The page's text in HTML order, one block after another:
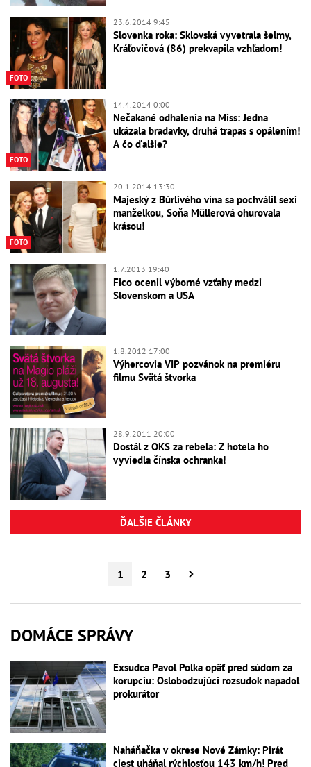
FOTO
23.6.2014 9:45
Slovenka roka: Sklovská vyvetrala šelmy,
Kráľovičová (86) prekvapila vzhľadom!
FOTO
14.4.2014 0:00
Nečakané odhalenia na Miss: Jedna
ukázala bradavky, druhá trapas s opálením!
A čo ďalšie?
FOTO
20.1.2014 13:30
Majeský z Búrlivého vína sa pochválil sexi
manželkou, Soňa Müllerová ohurovala
krásou!
1.7.2013 19:40
Fico ocenil výborné vzťahy medzi
Slovenskom a USA
1.8.2012 17:00
Výhercovia VIP pozvánok na premiéru
filmu Svätá štvorka
28.9.2011 20:00
Dostál z OKS za rebela: Z hotela ho
vyviedla čínska ochranka!
ĎALŠIE ČLÁNKY
1 2 3
DOMÁCE SPRÁVY
Exsudca Pavol Polka opäť pred súdom za
korupciu: Oslobodzujúci rozsudok napadol
prokurátor
Naháňačka v okrese Nové Zámky: Pirát
ciest uháňal rýchlosťou 143 km/h! Pred